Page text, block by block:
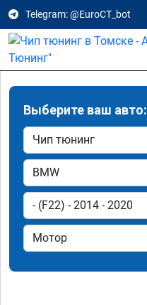
Telegram: @EuroCT_bot
Выберите ваш авто: